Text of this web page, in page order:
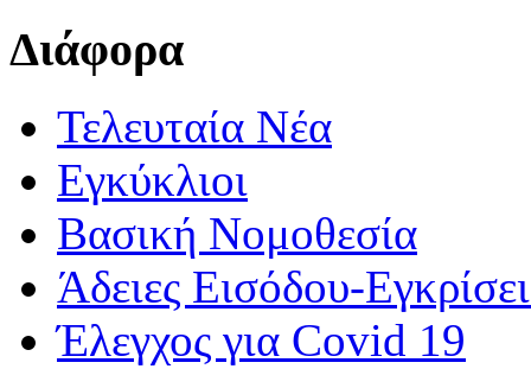
Διάφορα
Τελευταία Νέα
Εγκύκλιοι
Βασική Νομοθεσία
Άδειες Εισόδου-
Έλεγχος για Covid 19